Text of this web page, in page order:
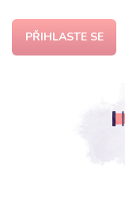
PŘIHLASTE SE